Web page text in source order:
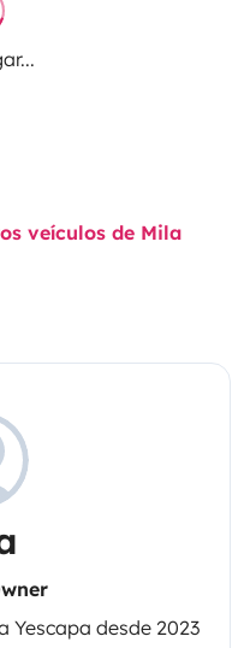
veículos de Mila
desde 2023